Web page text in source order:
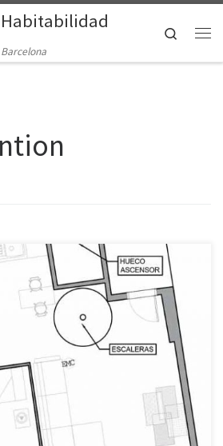
Search